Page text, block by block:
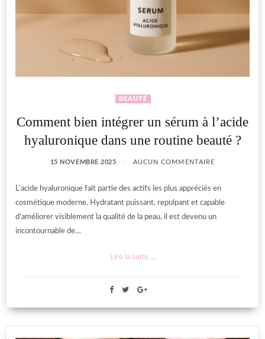
BEAUTÉ
Comment bien intégrer un sérum à l’acide
hyaluronique dans une routine beauté ?
15 NOVEMBRE 2025 AUCUN COMMENTAIRE
L’acide hyaluronique fait partie des actifs les plus appréciés en
cosmétique moderne. Hydratant puissant, repulpant et capable
d’améliorer visiblement la qualité de la peau, il est devenu un
incontournable de…
Lire la suite ...